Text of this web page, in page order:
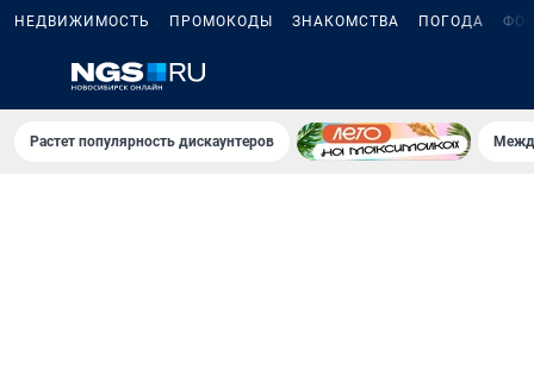
НЕДВИЖИМОСТЬ ПРОМОКОДЫ ЗНАКОМСТВА ПОГОДА
Растет популярность дискаунтеров